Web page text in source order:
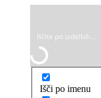
Išči po imenu